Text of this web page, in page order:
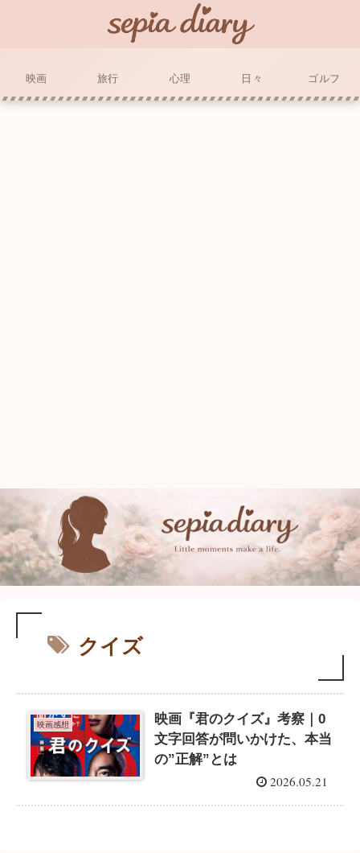
映画 旅行 心理 日々 ゴルフ
クイズ
映画感想
映画『君のクイズ』考察｜0
文字回答が問いかけた、本当
の”正解”とは
2026.05.21